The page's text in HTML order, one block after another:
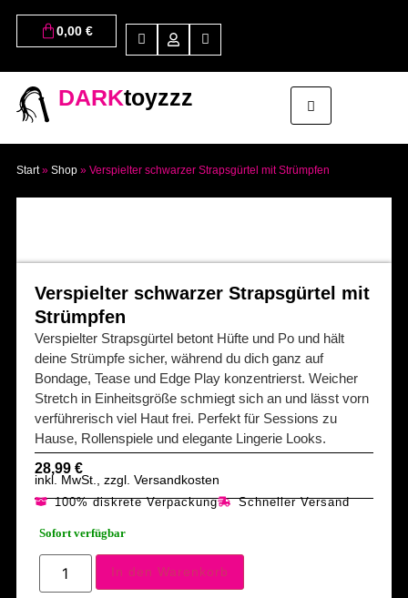
0,00 €
DARKtoyzzz
Start» Shop» Verspielter schwarzer Strapsgürtel mit Strümpfen
Verspielter schwarzer Strapsgürtel mit
Strümpfen
Verspielter Strapsgürtel betont Hüfte und Po und hält
deine Strümpfe sicher, während du dich ganz auf
Bondage, Tease und Edge Play konzentrierst. Weicher
Stretch in Einheitsgröße schmiegt sich an und lässt vorn
verführerisch viel Haut frei. Perfekt für Sessions zu
Hause, Rollenspiele und elegante Lingerie Looks.
28,99 €
inkl. MwSt., zzgl. Versandkosten
100% diskrete Verpackung Schneller Versand
Sofort verfügbar
In den Warenkorb